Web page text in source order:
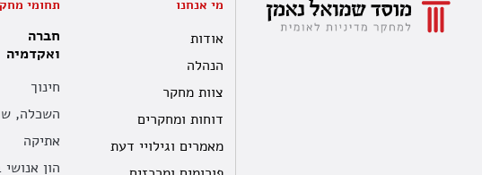
מי אנחנו
אודות
הנהלה
צוות מחקר
דוחות ומחקרים
מאמרים וגילויי דעת
תחומי
חברה
ואקדמיה
חינוך
השכלה,
אתיקה
הון